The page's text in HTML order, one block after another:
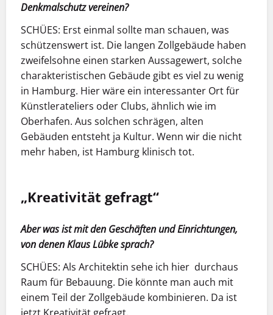
Denkmalschutz vereinen?
SCHÜES: Erst einmal sollte man schauen, was
schützenswert ist. Die langen Zollgebäude haben
zweifelsohne einen starken Aussagewert, solche
charakteristischen Gebäude gibt es viel zu wenig
in Hamburg. Hier wäre ein interessanter Ort für
Künstlerateliers oder Clubs, ähnlich wie im
Oberhafen. Aus solchen schrägen, alten
Gebäuden entsteht ja Kultur. Wenn wir die nicht
mehr haben, ist Hamburg klinisch tot.
„Kreativität gefragt“
Aber was ist mit den Geschäften und Einrichtungen,
von denen Klaus Lübke sprach?
SCHÜES: Als Architektin sehe ich hier durchaus
Raum für Bebauung. Die könnte man auch mit
einem Teil der Zollgebäude kombinieren. Da ist